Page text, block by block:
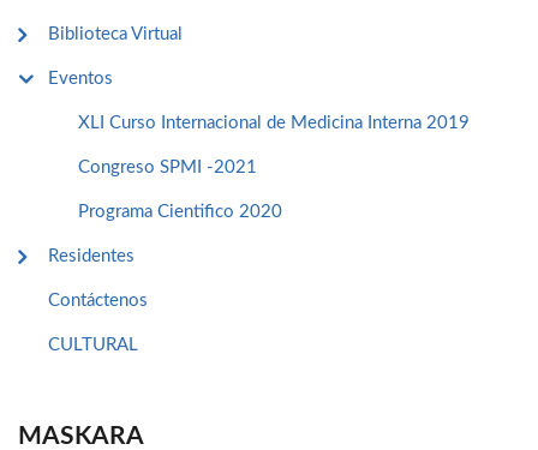
Biblioteca Virtual
Eventos
XLI Curso Internacional de Medicina Interna 2019
Congreso SPMI -2021
Programa Cientifico 2020
Residentes
Contáctenos
CULTURAL
MASKARA